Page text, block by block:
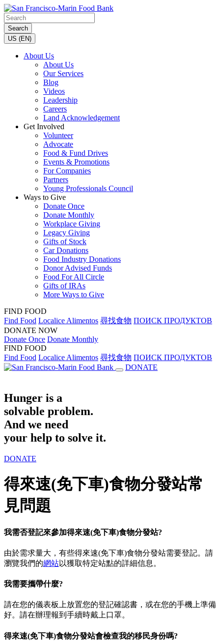
Search
US (EN)
About Us
About Us
Our Services
Blog
Videos
Leadership
Careers
Land Acknowledgement
Get Involved
Volunteer
Advocate
Food & Fund Drives
Events & Promotions
For Companies
Partners
Young Professionals Council
Ways to Give
Donate Once
Donate Monthly
Workplace Giving
Legacy Giving
Gifts of Stock
Car Donations
Food Industry Donations
Donor Advised Funds
Food For All Circle
Gifts of IRAs
More Ways to Give
FIND FOOD
Find Food Localice Alimentos 尋找食物 ПОИСК ПРОДУКТОВ
DONATE NOW
Donate Once Donate Monthly
FIND FOOD
Find Food Localice Alimentos 尋找食物 ПОИСК ПРОДУКТОВ
DONATE
Hunger is a
solvable problem.
And we need
your help to solve it.
DONATE
得來速(免下車)食物分發站常
見問題
我需否登記來參加得來速(免下車)食物分發站?
由於需求量大，有些得來速(免下車)食物分發站需要登記。請
瀏覽我們的網站以獲取特定站點的詳細信息。
我需要攜帶什麼?
請在您的儀表板上放置您的登記確認書，或在您的手機上準備
好。請在辦理報到手續時戴上口罩。
得來速(免下車)食物分發站會檢查我的移民身份嗎?